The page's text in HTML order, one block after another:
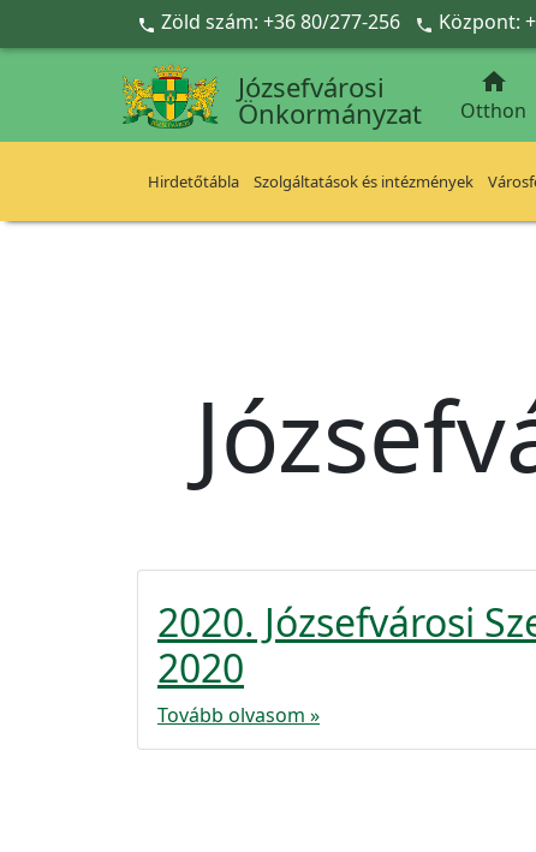
Ugrás a fő tartalomra
 Zöld szám: +36 80/277-256  Központ:
Józsefvárosi
Önkormányzat

Otthon
Hirdetőtábla Szolgáltatások és intézmények
2020. Józsefvárosi
2020
Tovább olvasom »